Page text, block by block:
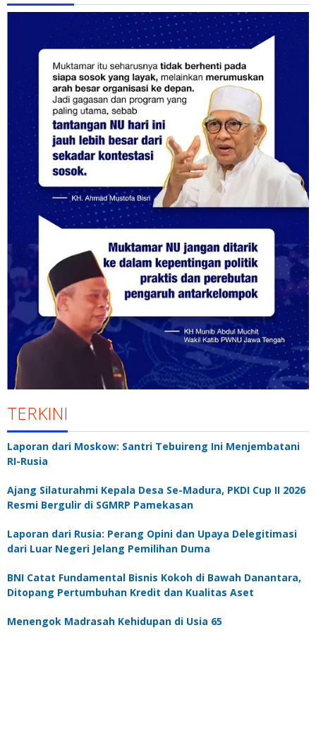
TERKINI
Laporan dari Moskow: Santri Tebuireng Ini Menjembatani
RI-Rusia
Ajang Silaturahmi Kepala Desa Se-Madura, PKDI Cup II 2026
Resmi Bergulir di SGMRP Pamekasan
Laporan dari Rusia: Perang Opini dan Upaya Delegitimasi
dari Luar Negeri Jelang Pemilihan Duma
BNI Catat Fundamental Bisnis Kokoh di Bawah Danantara,
Ditopang Pertumbuhan Kredit dan Kualitas Aset
Menengok Madrasah Kehidupan di Usia 65